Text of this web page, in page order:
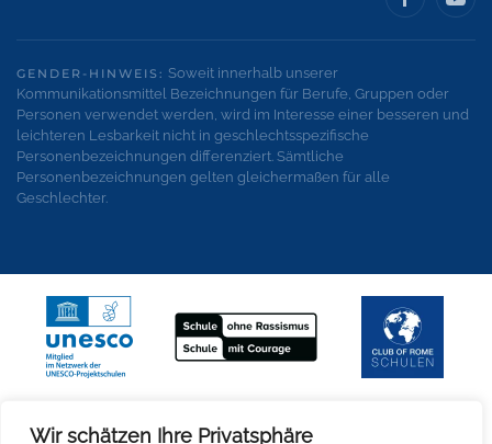
Wir schätzen Ihre Privatsphäre
GENDER-HINWEIS: Soweit innerhalb unserer
Kommunikationsmittel Bezeichnungen für Berufe, Gruppen oder
Personen verwendet werden, wird im Interesse einer besseren und
leichteren Lesbarkeit nicht in geschlechtsspezifische
Personenbezeichnungen differenziert. Sämtliche
Personenbezeichnungen gelten gleichermaßen für alle
Geschlechter.